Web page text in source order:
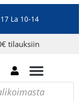
La 10-14
tilauksiin